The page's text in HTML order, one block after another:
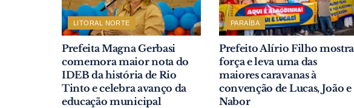
LITORAL NORTE
Prefeita Magna Gerbasi
comemora maior nota do
IDEB da história de Rio
Tinto e celebra avanço da
educação municipal
PARAÍBA
Prefeito Alírio Filho mostra
força e leva uma das
maiores caravanas à
convenção de Lucas, João e
Nabor